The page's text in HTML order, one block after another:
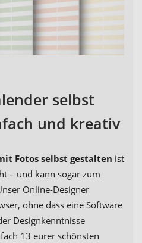
selbst
und kreativ
Fotos selbst gestalten ist
– und kann sogar zum
Online-Designer
ohne dass eine Software
Designkenntnisse
13 eurer schönsten